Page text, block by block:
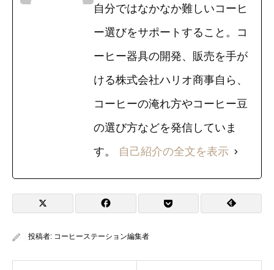
自分ではなかなか難しいコーヒ
ー選びをサポートすること。コ
ーヒー器具の開発、販売を手が
ける株式会社ハリオ商事自ら、
コーヒーの淹れ方やコーヒー豆
の選び方などを発信していま
す。 自己紹介の全文を表示
投稿者: コーヒーステーション編集者